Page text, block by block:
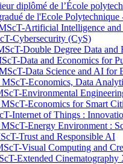
diplômé de l’École
de l'Ecole
Artificial Intelligence and
Cybersecurity (CyS)
Double Degree Data and
Data and Economics for
Data Science and AI for
Economics, Data
Environmental
Economics for Smart
Internet of Things :
Energy Environment :
Trust and Responsible AI
Visual Computing and
Extended Cinematography